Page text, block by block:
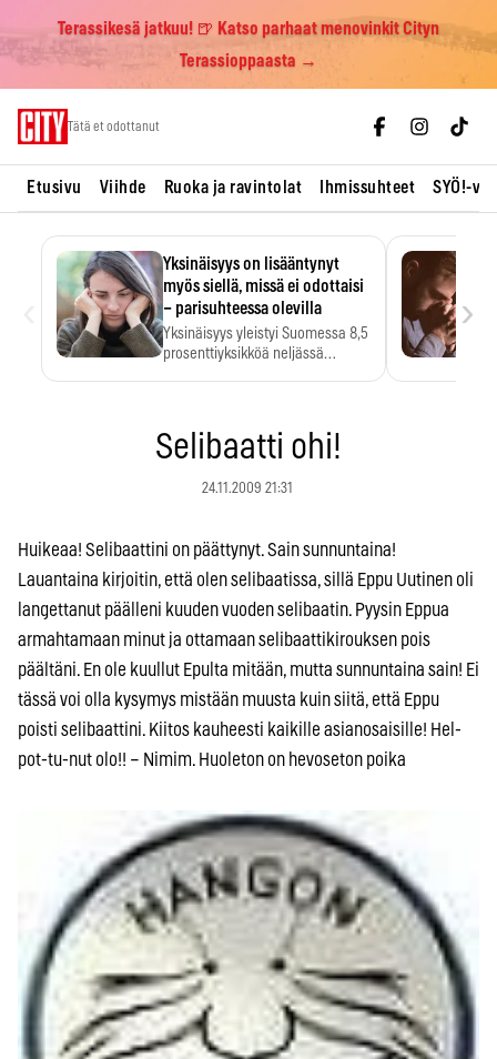
Terassikesä jatkuu! 🍺 Katso parhaat menovinkit Cityn
Terassioppaasta →
Tätä et odottanut
Etusivu Viihde Ruoka ja ravintolat Ihmissuhteet SYÖ!-
Yksinäisyys on lisääntynyt
myös siellä, missä ei odottaisi
– parisuhteessa olevilla
Yksinäisyys yleistyi Suomessa 8,5
prosenttiyksikköä neljässä
›
Selibaatti ohi!
24.11.2009 21:31
Huikeaa! Selibaattini on päättynyt. Sain sunnuntaina!
Lauantaina kirjoitin, että olen selibaatissa, sillä Eppu Uutinen oli
langettanut päälleni kuuden vuoden selibaatin. Pyysin Eppua
armahtamaan minut ja ottamaan selibaattikirouksen pois
päältäni. En ole kuullut Epulta mitään, mutta sunnuntaina sain! Ei
tässä voi olla kysymys mistään muusta kuin siitä, että Eppu
poisti selibaattini. Kiitos kauheesti kaikille asianosaisille! Hel-
pot-tu-nut olo!! – Nimim. Huoleton on hevoseton poika